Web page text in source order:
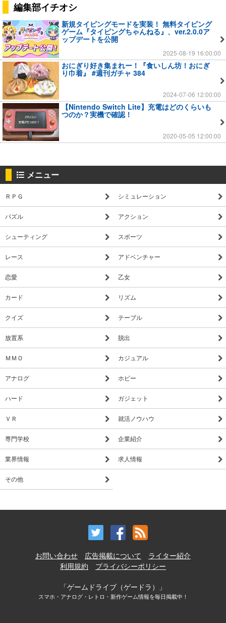
編集部イチオシ
新規タイピングモードを実装！ 無料タイピング
ゲーム『タイピングちゃんねる』、ver.2.0.0ア
ップデートを公開
2025-08-19 16:00:00
おにぎり好き集まれー！『食いしん坊！おにぎ
り巾着』 #週刊ガチャ 384
2024-07-06 12:00:00
【Nintendo Switch Lite】充電はどのくらいも
つのか？実機で確認！
2020-05-05 12:00:00
メニュー
ＲＰＧ シミュレーション
パズル アクション
シューティング スポーツ
レース アドベンチャー
恋愛 乙女
カード リズム
クイズ テーブル
放置系 脱出
ＭＭＯ カジュアル
アナログ ホビー
ハード ガジェット
ＶＲ 就活ノウハウ
専門学校 企業紹介
業界情報 求人情報
その他
お問い合わせ 広告掲載について
ライター紹介
利用規約
プライバシーポリシー
「ゲームドライブ（ゲードラ）」
スマホ・アナログ・レトロ・新作ゲーム情報を毎日掲載中！